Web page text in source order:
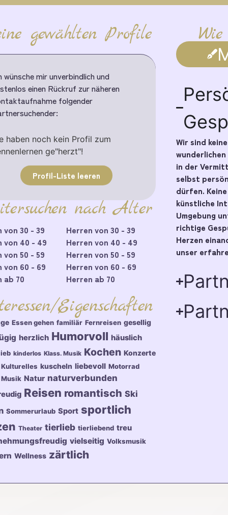
gewählten Profile
wünsche mir unverbindlich und
einen Rückruf zur näheren
folgender
haben noch kein Profil zum
ge"herzt"!
Profil-Liste leeren
nach Alter
von 30 - 39
von 40 - 49
von 50 - 59
von 60 - 69
ab 70
Herren von 30 - 39
Herren von 40 - 49
Herren von 50 - 59
Herren von 60 - 69
Herren ab 70
Eigenschaften
Essen gehen familiär Fernreisen gesellig
herzlich Humorvoll häuslich
kinderlos Klass. Musik Kochen Konzerte
Kulturelles kuscheln liebevoll Motorrad
Musik Natur naturverbunden
Reisen romantisch Ski
Sommerurlaub Sport sportlich
Theater tierlieb tierliebend treu
vielseitig Volksmusik
Wellness zärtlich
Wir sind
in der
selbst
dürfen.
künstliche
Umgebung
richtige
Herzen
unser